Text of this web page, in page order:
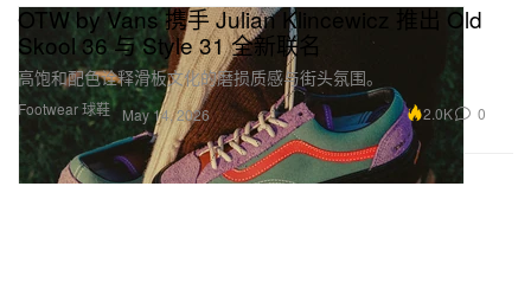
Footwear 球鞋
OTW by Vans 携手 Julian Klincewicz 推出 Old
Skool 36 与 Style 31 全新联名
高饱和配色诠释滑板文化的磨损质感与街头氛围。
May 14, 2026 2.0K 0